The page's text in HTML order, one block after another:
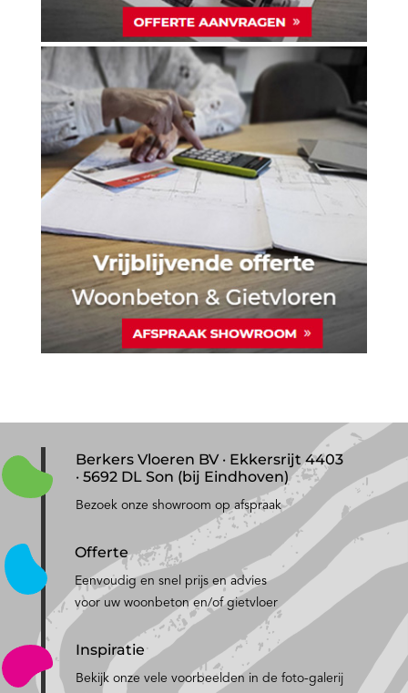
Berkers Vloeren BV · Ekkersrijt 4403
· 5692 DL Son (bij Eindhoven)
Bezoek onze showroom op afspraak
Offerte
Eenvoudig en snel prijs en advies
voor uw woonbeton en/of gietvloer
Inspiratie
Bekijk onze vele voorbeelden in de foto-galerij